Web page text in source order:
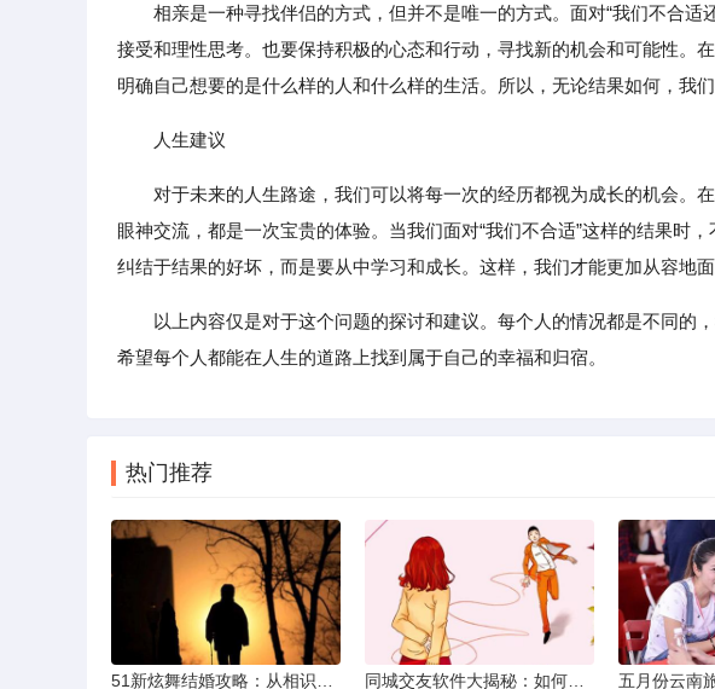
相亲是一种寻找伴侣的方式，但并不是唯一的方式。面对“我们不合适
接受和理性思考。也要保持积极的心态和行动，寻找新的机会和可能性。
明确自己想要的是什么样的人和什么样的生活。所以，无论结果如何，我
人生建议
对于未来的人生路途，我们可以将每一次的经历都视为成长的机会。
眼神交流，都是一次宝贵的体验。当我们面对“我们不合适”这样的结果时
纠结于结果的好坏，而是要从中学习和成长。这样，我们才能更加从容地
以上内容仅是对于这个问题的探讨和建议。每个人的情况都是不同的
希望每个人都能在人生的道路上找到属于自己的幸福和归宿。
热门推荐